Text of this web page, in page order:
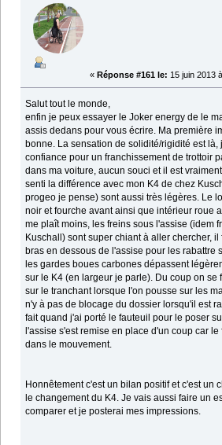
« Réponse #161 le: 15 juin 2013
Salut tout le monde,
enfin je peux essayer le Joker energy de le
assis dedans pour vous écrire. Ma première
bonne. La sensation de solidité/rigidité est là,
confiance pour un franchissement de trottoir
dans ma voiture, aucun souci et il est
senti la différence avec mon K4 de chez
progeo je pense) sont aussi très légères. Le
noir et fourche avant ainsi que intérieur roue
me plaît moins, les freins sous l'assise (idem
Kuschall) sont super chiant à aller chercher,
bras en dessous de l'assise pour les rabattre
les gardes boues carbones dépassent
sur le K4 (en largeur je parle). Du coup on se
sur le tranchant lorsque l'on pousse sur les
n'y à pas de blocage du dossier lorsqu'il est
fait quand j'ai porté le fauteuil pour le poser
l'assise s'est remise en place d'un coup car
dans le mouvement.
Honnêtement c'est un bilan positif et c'est un
le changement du K4. Je vais aussi faire un
comparer et je posterai mes impressions.